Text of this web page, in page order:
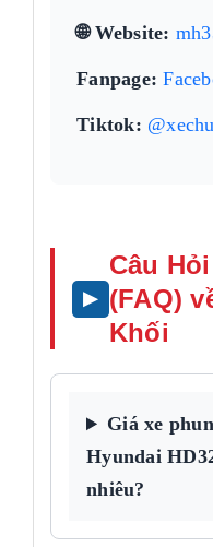
🌐 Website:
Fanpage:
Tiktok:
Câu
(FAQ)
Khối
Giá xe
Hyundai
nhiêu?